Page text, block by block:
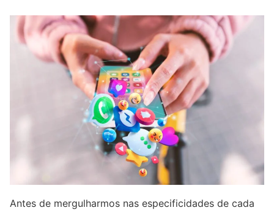
Antes de mergulharmos nas especificidades de cada